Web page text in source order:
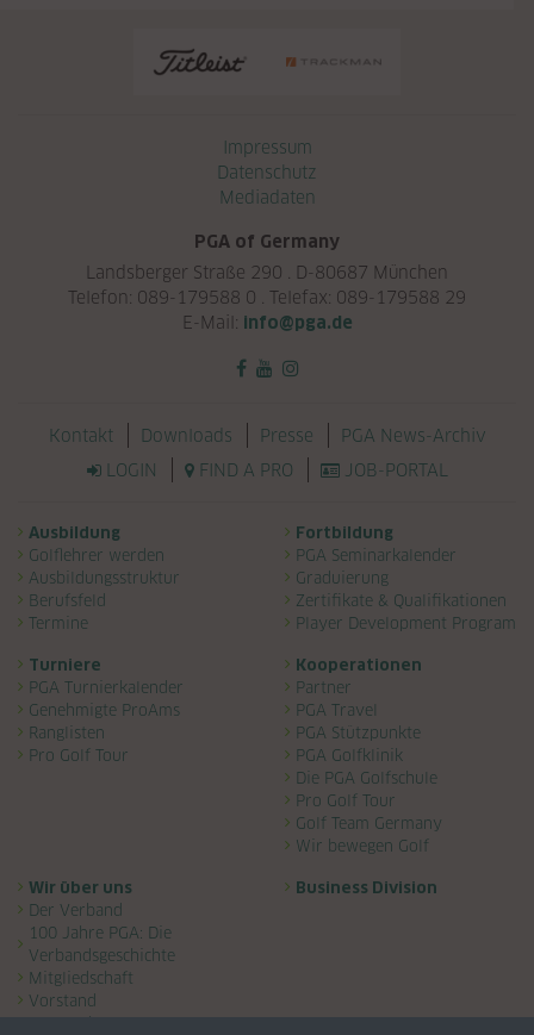
Impressum
Datenschutz
Mediadaten
PGA of Germany
Landsberger Straße 290 . D-80687 München
Telefon: 089-179588 0 . Telefax: 089-179588 29
E-Mail: info@pga.de
Navigation überspringen
Kontakt Downloads Presse
PGA News-Archiv
LOGIN
FIND A PRO JOB-PORTAL
Navigation überspringen
Ausbildung
Golflehrer werden
Ausbildungsstruktur
Berufsfeld
Termine
Fortbildung
PGA Seminarkalender
Graduierung
Zertifikate & Qualifikationen
Player Development Program
Turniere
PGA Turnierkalender
Genehmigte ProAms
Ranglisten
Pro Golf Tour
Kooperationen
Partner
PGA Travel
PGA Stützpunkte
PGA Golfklinik
Die PGA Golfschule
Pro Golf Tour
Golf Team Germany
Wir bewegen Golf
Wir über uns
Der Verband
100 Jahre PGA: Die
Verbandsgeschichte
Mitgliedschaft
Vorstand
Ansprechpartner
Business Division